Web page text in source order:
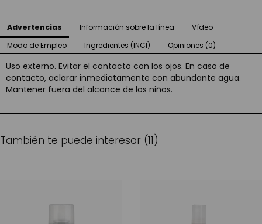
Advertencias Información sobre la línea
Vídeo
Modo de Empleo
Ingredientes (INCI) Opiniones (0)
Uso externo. Evitar el contacto con los ojos. En caso de
contacto, aclarar inmediatamente con abundante agua.
Mantener fuera del alcance de los niños.
También te puede interesar (11)